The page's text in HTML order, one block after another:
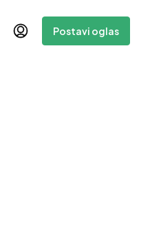
Postavi oglas